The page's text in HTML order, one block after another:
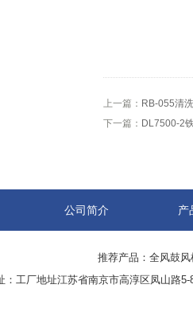
上一篇： RB-055清
下一篇： DL7500-2
公司简介 产
推荐产品： 全风鼓风
：工厂地址江苏省南京市高淳区凤山